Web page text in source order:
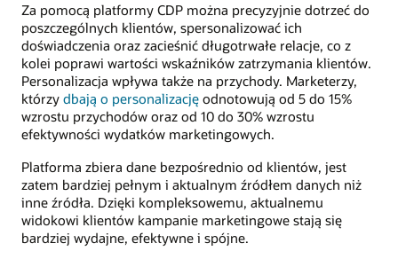
Za pomocą platformy CDP można precyzyjnie dotrzeć do
poszczególnych klientów, spersonalizować ich
doświadczenia oraz zacieśnić długotrwałe relacje, co z
kolei poprawi wartości wskaźników zatrzymania klientów.
Personalizacja wpływa także na przychody. Marketerzy,
którzy dbają o personalizację odnotowują od 5 do 15%
wzrostu przychodów oraz od 10 do 30% wzrostu
efektywności wydatków marketingowych.
Platforma zbiera dane bezpośrednio od klientów, jest
zatem bardziej pełnym i aktualnym źródłem danych niż
inne źródła. Dzięki kompleksowemu, aktualnemu
widokowi klientów kampanie marketingowe stają się
bardziej wydajne, efektywne i spójne.